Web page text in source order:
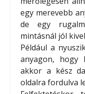
egy merevebb
de egy
mintásnál jól
Például a
anyagon, hogy
akkor a kész
oldalra fordulva